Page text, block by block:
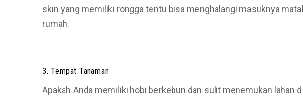
skin yang memiliki rongga tentu bisa menghalangi masuknya
rumah.
3. Tempat Tanaman
Apakah Anda memiliki hobi berkebun dan sulit menemukan